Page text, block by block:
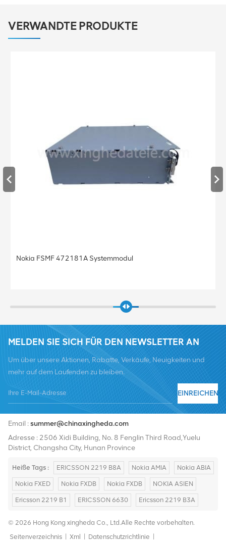
VERWANDTE PRODUKTE
FSMF 472181A Systemmodul
MELDEN SIE SICH FÜR DEN NEWSLETTER AN
Um über unsere Aktionen, Rabatte, Verkäufe, Neuigkeiten und
mehr auf dem Laufenden zu bleiben.
EINREICHEN
Email :summer@chinaxingheda.com
Adresse : 2506 Xidi Building, No. 8 Fenglin Third Road,Yuelu
District, Changsha City, Hunan Province
Heiße Tags : ERICSSON 2219 B8A Nokia AMIA Nokia ABIA
Nokia FXED Nokia FXDB Nokia FXDB NOKIA ASIEN
Ericsson 2219 B1 ERICSSON 6630 Ericsson 2219 B3A
© 2026 Hong Kong xingheda Co., Ltd.Alle Rechte vorbehalten.
Seitenverzeichnis
Xml Datenschutzrichtlinie